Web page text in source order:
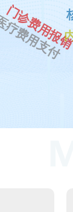
门诊费用报
费用支付